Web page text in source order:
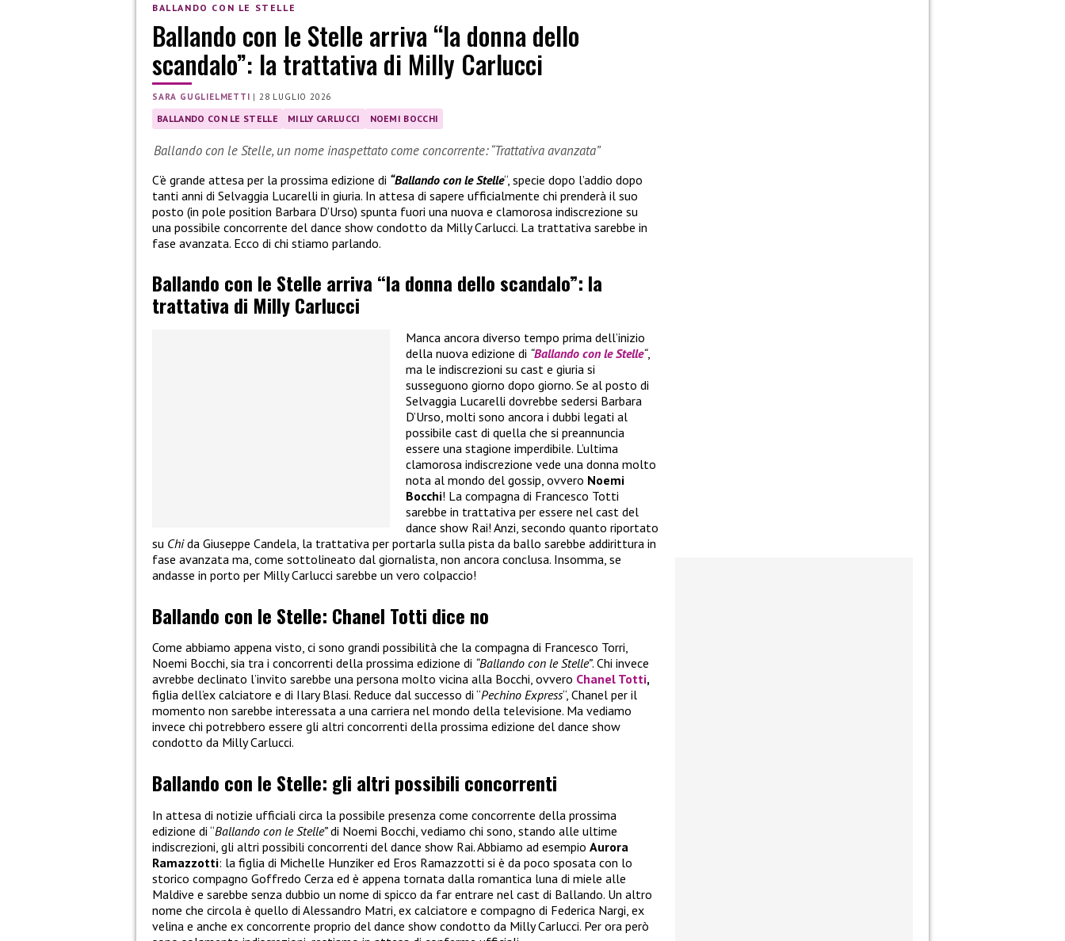
BALLANDO CON LE STELLE
Ballando con le Stelle arriva “la donna dello
scandalo”: la trattativa di Milly Carlucci
SARA GUGLIELMETTI |28 LUGLIO 2026
BALLANDO CON LE STELLE MILLY CARLUCCI NOEMI BOCCHI
Ballando con le Stelle, un nome inaspettato come concorrente: “Trattativa avanzata”
C’è grande attesa per la prossima edizione di “Ballando con le Stelle“, specie dopo l’addio dopo
tanti anni di Selvaggia Lucarelli in giuria. In attesa di sapere ufficialmente chi prenderà il suo
posto (in pole position Barbara D’Urso) spunta fuori una nuova e clamorosa indiscrezione su
una possibile concorrente del dance show condotto da Milly Carlucci. La trattativa sarebbe in
fase avanzata. Ecco di chi stiamo parlando.
Ballando con le Stelle arriva “la donna dello scandalo”: la
trattativa di Milly Carlucci
Manca ancora diverso tempo prima dell’inizio
della nuova edizione di “Ballando con le Stelle“,
ma le indiscrezioni su cast e giuria si
susseguono giorno dopo giorno. Se al posto di
Selvaggia Lucarelli dovrebbe sedersi Barbara
D’Urso, molti sono ancora i dubbi legati al
possibile cast di quella che si preannuncia
essere una stagione imperdibile. L’ultima
clamorosa indiscrezione vede una donna molto
nota al mondo del gossip, ovvero Noemi
Bocchi! La compagna di Francesco Totti
sarebbe in trattativa per essere nel cast del
dance show Rai! Anzi, secondo quanto riportato
su Chida Giuseppe Candela, la trattativa per portarla sulla pista da ballo sarebbe addirittura in
fase avanzata ma, come sottolineato dal giornalista, non ancora conclusa. Insomma, se
andasse in porto per Milly Carlucci sarebbe un vero colpaccio!
Ballando con le Stelle: Chanel Totti dice no
Come abbiamo appena visto, ci sono grandi possibilità che la compagna di Francesco Torri,
Noemi Bocchi, sia tra i concorrenti della prossima edizione di “Ballando con le Stelle”. Chi invece
avrebbe declinato l’invito sarebbe una persona molto vicina alla Bocchi, ovvero Chanel Totti,
figlia dell’ex calciatore e di Ilary Blasi. Reduce dal successo di “Pechino Express“, Chanel per il
momento non sarebbe interessata a una carriera nel mondo della televisione. Ma vediamo
invece chi potrebbero essere gli altri concorrenti della prossima edizione del dance show
condotto da Milly Carlucci.
Ballando con le Stelle: gli altri possibili concorrenti
In attesa di notizie ufficiali circa la possibile presenza come concorrente della prossima
edizione di “Ballando con le Stelle”di Noemi Bocchi, vediamo chi sono, stando alle ultime
indiscrezioni, gli altri possibili concorrenti del dance show Rai. Abbiamo ad esempio Aurora
Ramazzotti: la figlia di Michelle Hunziker ed Eros Ramazzotti si è da poco sposata con lo
storico compagno Goffredo Cerza ed è appena tornata dalla romantica luna di miele alle
Maldive e sarebbe senza dubbio un nome di spicco da far entrare nel cast di Ballando. Un altro
nome che circola è quello di Alessandro Matri, ex calciatore e compagno di Federica Nargi, ex
velina e anche ex concorrente proprio del dance show condotto da Milly Carlucci. Per ora però